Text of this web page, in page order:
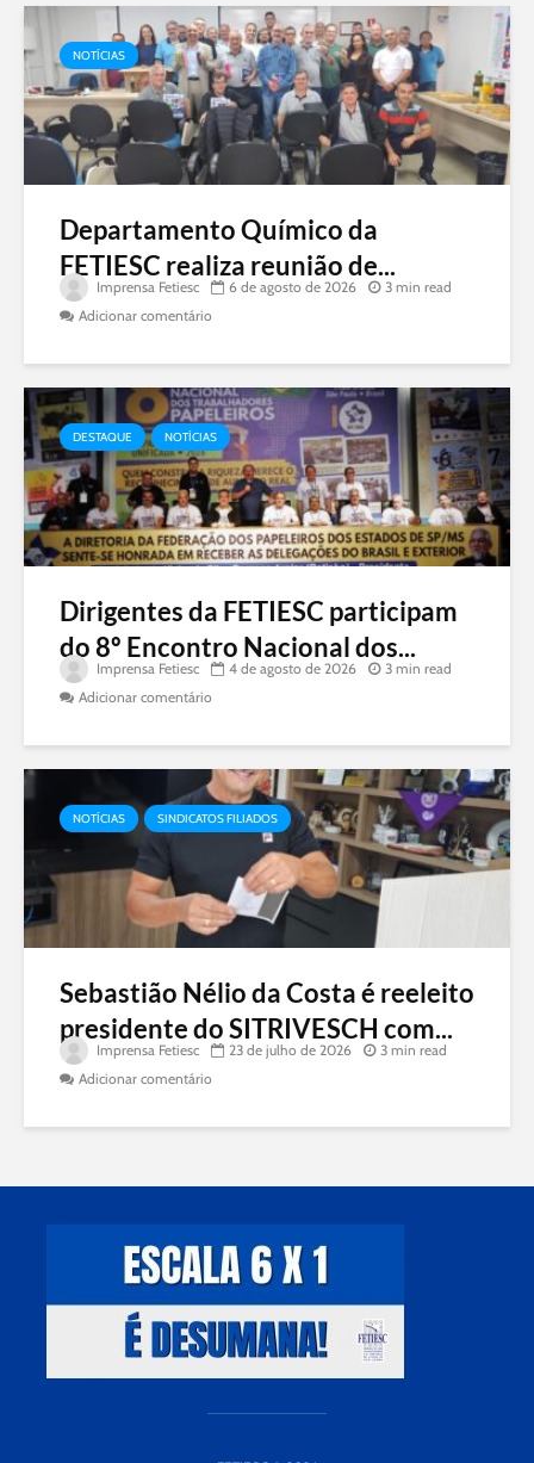
NOTÍCIAS
Departamento Químico da
FETIESC realiza reunião de...
Imprensa Fetiesc 6 de agosto de 2026
3 min read
Adicionar comentário
DESTAQUE NOTÍCIAS
Dirigentes da FETIESC participam
do 8º Encontro Nacional dos...
Imprensa Fetiesc 4 de agosto de 2026
3 min read
Adicionar comentário
NOTÍCIAS SINDICATOS FILIADOS
Sebastião Nélio da Costa é reeleito
presidente do SITRIVESCH com...
Imprensa Fetiesc 23 de julho de 2026
3 min read
Adicionar comentário